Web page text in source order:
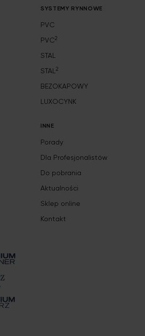
SYSTEMY RYNNOWE
PVC
PVC2
STAL
STAL2
BEZOKAPOWY
LUXOCYNK
INNE
Porady
Dla Profesjonalistów
Do pobrania
Aktualności
Sklep online
Kontakt